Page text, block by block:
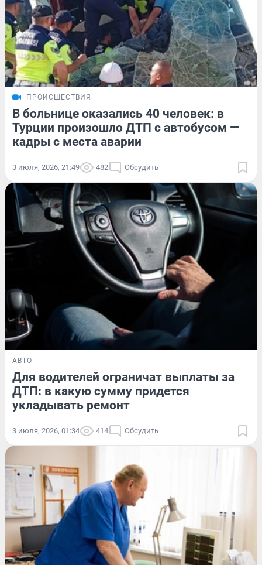
ПРОИСШЕСТВИЯ
В больнице оказались 40 человек: в
Турции произошло ДТП с автобусом —
кадры с места аварии
3 июля, 2026, 21:49 482 Обсудить
АВТО
Для водителей ограничат выплаты за
ДТП: в какую сумму придется
укладывать ремонт
3 июля, 2026, 01:34 414 Обсудить